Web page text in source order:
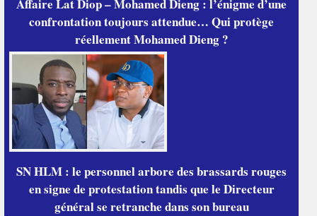
Affaire Lat Diop – Mohamed Dieng : l’énigme d’une
confrontation toujours attendue… Qui protège
réellement Mohamed Dieng ?
SN HLM : le personnel arbore des brassards rouges
en signe de protestation tandis que le Directeur
général se retranche dans son bureau